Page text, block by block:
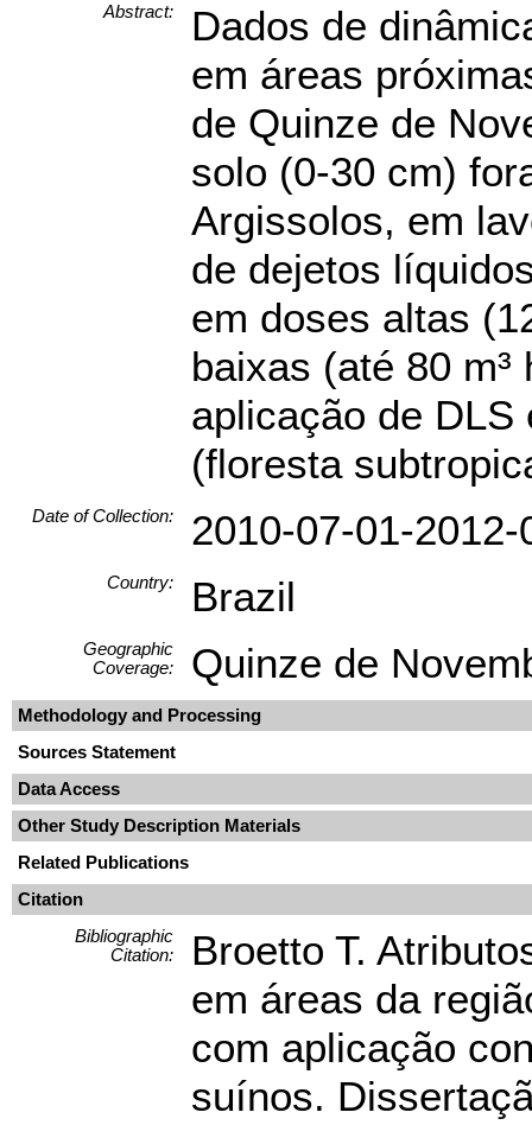
Abstract:
Dados de
em áreas
de Quinze de
solo (0-30 cm)
Argissolos, em
de dejetos
em doses altas
baixas (até 80
aplicação de
(floresta
Date of Collection: 2010-07-01-2012-
Country: Brazil
Geographic
Coverage:
Quinze de
Methodology and Processing
Sources Statement
Data Access
Other Study Description Materials
Related Publications
Citation
Bibliographic
Citation:
Broetto T.
em áreas da
com aplicação
suínos.